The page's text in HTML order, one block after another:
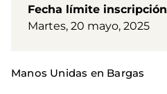
Fecha límite inscripción
Martes, 20 mayo, 2025
Manos Unidas en Bargas